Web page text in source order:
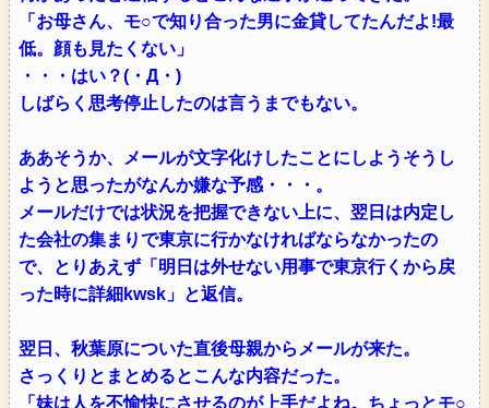
「お母さん、モ○で知り合った男に金貸してたんだよ!最
低。顔も見たくない」
・・・はい？(・Д・)
しばらく思考停止したのは言うまでもない。
ああそうか、メールが文字化けしたことにしようそうし
ようと思ったがなんか嫌な予感・・・。
メールだけでは状況を把握できない上に、翌日は内定し
た会社の集まりで東京に行かなければならなかったの
で、とりあえず「明日は外せない用事で東京行くから戻
った時に詳細kwsk」と返信。
翌日、秋葉原についた直後母親からメールが来た。
さっくりとまとめるとこんな内容だった。
「妹は人を不愉快にさせるのが上手だよね。ちょっとモ○